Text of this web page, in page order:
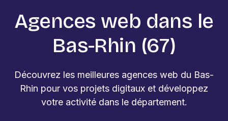
Agences web dans le
Bas-Rhin (67)
Découvrez les meilleures agences web du Bas-
Rhin pour vos projets digitaux et développez
votre activité dans le département.